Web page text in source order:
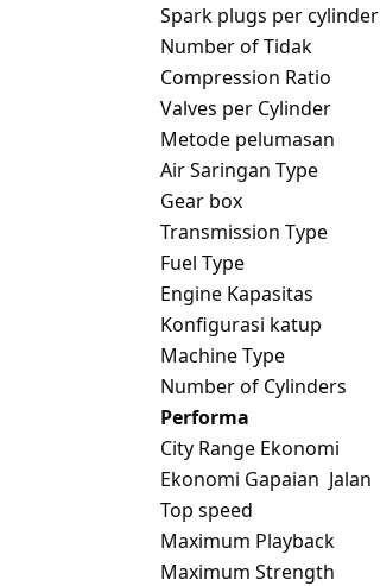
Spark plugs per cylinder
Number of Tidak
Compression Ratio
Valves per Cylinder
Metode pelumasan
Air Saringan Type
Gear box
Transmission Type
Fuel Type
Engine Kapasitas
Konfigurasi katup
Machine Type
Number of Cylinders
Performa
City Range Ekonomi
Ekonomi Gapaian Jalan
Top speed
Maximum Playback
Maximum Strength